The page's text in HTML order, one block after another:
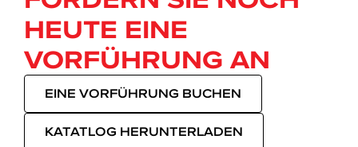
HEUTE EINE
VORFÜHRUNG AN
EINE VORFÜHRUNG BUCHEN
KATATLOG HERUNTERLADEN